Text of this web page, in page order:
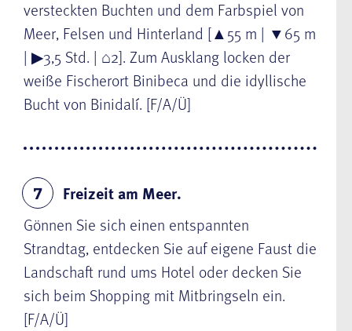
versteckten Buchten und dem Farbspiel von
Meer, Felsen und Hinterland [▲55 m | ▼65 m
| ▶3,5 Std. | ⌂2]. Zum Ausklang locken der
weiße Fischerort Binibeca und die idyllische
Bucht von Binidalí. [F/A/Ü]
7
Freizeit am Meer.
Gönnen Sie sich einen entspannten
Strandtag, entdecken Sie auf eigene Faust die
Landschaft rund ums Hotel oder decken Sie
sich beim Shopping mit Mitbringseln ein.
[F/A/Ü]